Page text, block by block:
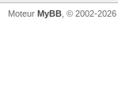
Moteur MyBB , © 2002-2026